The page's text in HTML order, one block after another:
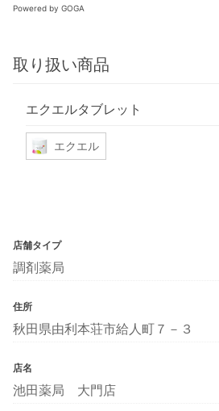
Powered by GOGA
取り扱い商品
エクエルタブレット
エクエル
店舗タイプ
調剤薬局
住所
秋田県由利本荘市給人町７－３
店名
池田薬局 大門店